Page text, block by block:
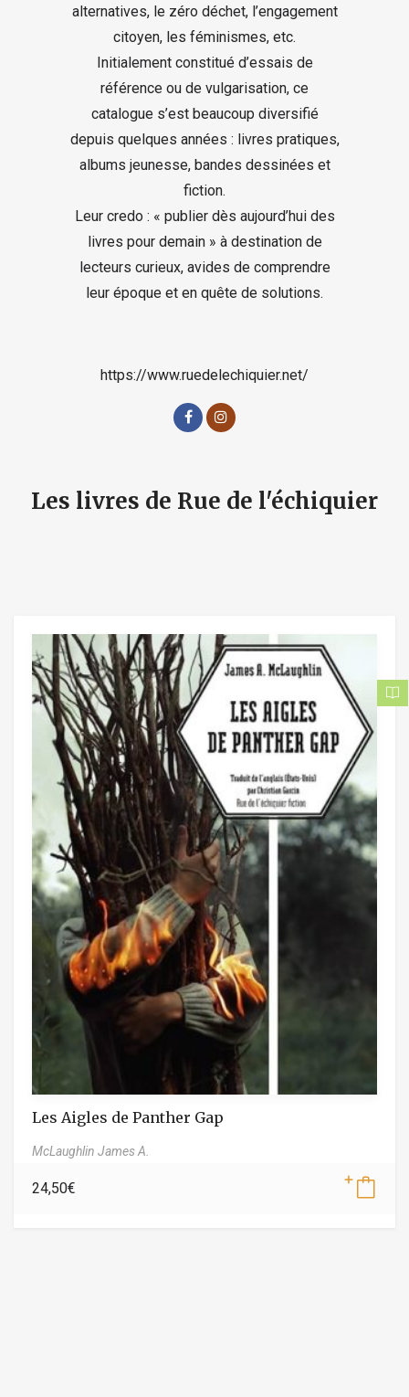
alternatives, le zéro déchet, l’engagement
citoyen, les féminismes, etc.
Initialement constitué d’essais de
référence ou de vulgarisation, ce
catalogue s’est beaucoup diversifié
depuis quelques années : livres pratiques,
albums jeunesse, bandes dessinées et
fiction.
Leur credo : « publier dès aujourd’hui des
livres pour demain » à destination de
lecteurs curieux, avides de comprendre
leur époque et en quête de solutions.
https://www.ruedelechiquier.net/
Les livres de Rue de l'échiquier
Les Aigles de Panther Gap
McLaughlin James A.
24,50€